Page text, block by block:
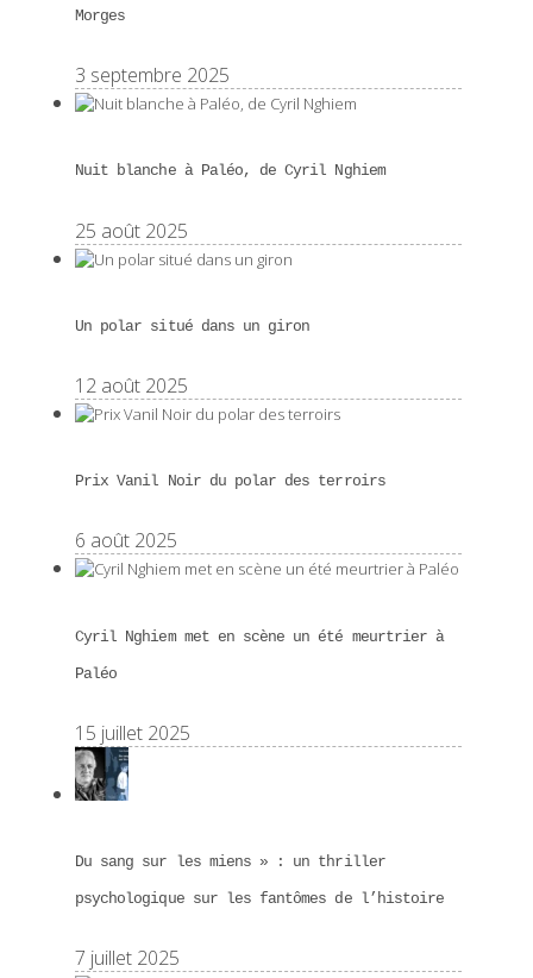
Morges
3 septembre 2025
Nuit blanche à Paléo, de Cyril Nghiem
25 août 2025
Un polar situé dans un giron
12 août 2025
Prix Vanil Noir du polar des terroirs
6 août 2025
Cyril Nghiem met en scène un été meurtrier à
Paléo
15 juillet 2025
Du sang sur les miens » : un thriller
psychologique sur les fantômes de l’histoire
7 juillet 2025